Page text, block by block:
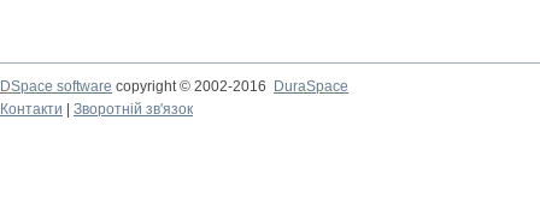
DSpace software copyright © 2002-2016
DuraSpace
Контакти
Зворотній зв'язок